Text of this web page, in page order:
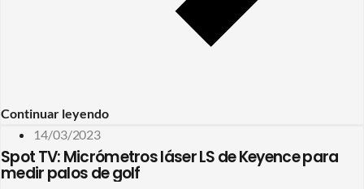
Continuar leyendo
14/03/2023
Spot TV: Micrómetros láser LS de Keyence para
medir palos de golf